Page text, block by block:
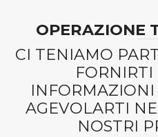
OPERAZIONE
CI TENIAMO
INFORMAZIONI
AGEVOLARTI
NOSTRI